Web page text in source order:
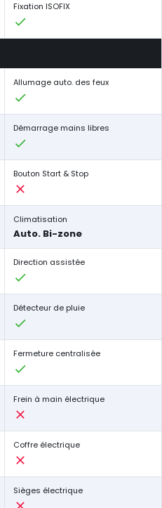
Fixation ISOFIX
Allumage auto. des feux
Démarrage mains libres
Bouton Start & Stop
Climatisation
Auto. Bi-zone
Direction assistée
Détecteur de pluie
Fermeture centralisée
Frein à main électrique
Coffre électrique
Sièges électrique